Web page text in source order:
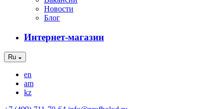
Новости
Блог
Интернет-магазин
Ru
en
am
kz